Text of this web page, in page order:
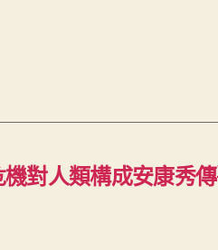
對人類構成安康秀